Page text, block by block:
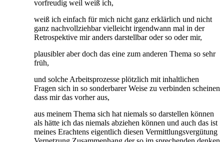
vorfreudig weil weiß ich,
weiß ich einfach für mich nicht ganz erklärlich und nicht
ganz nachvollziehbar vielleicht irgendwann mal in der
Retrospektive mir anders darstellbar oder so oder mir,
plausibler aber doch das eine zum anderen Thema so sehr
früh,
und solche Arbeitsprozesse plötzlich mit inhaltlichen
Fragen sich in so sonderbarer Weise zu verbinden scheinen
dass mir das vorher aus,
aus meinem Thema sich hat niemals so darstellen können
als hätte ich das niemals abziehen können und auch das ist
meines Erachtens eigentlich diesen Vermittlungsvergütung